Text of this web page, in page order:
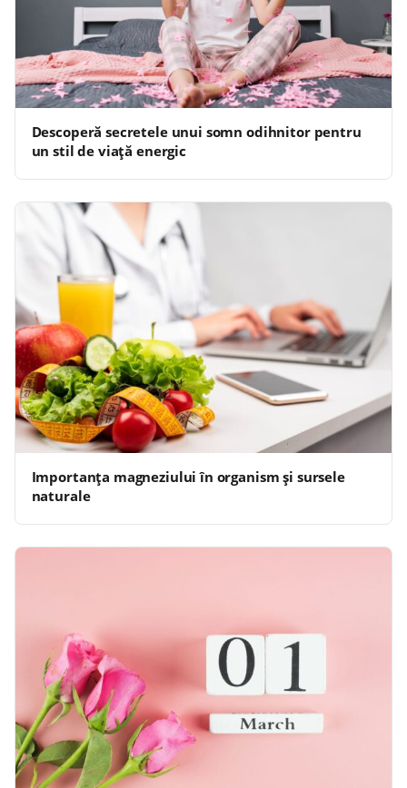
Descoperă secretele unui somn odihnitor pentru
un stil de viață energic
Importanța magneziului în organism și sursele
naturale